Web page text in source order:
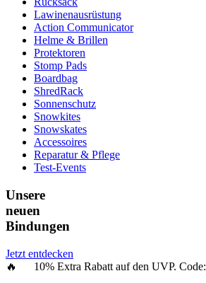
Lawinenausrüstung
Action Communicator
Helme & Brillen
Protektoren
Stomp Pads
Boardbag
ShredRack
Sonnenschutz
Snowkites
Snowskates
Accessoires
Reparatur & Pflege
Test-Events
Unsere
neuen
Bindungen
Jetzt entdecken
🔥 10% Extra Rabatt auf den UVP. Code: